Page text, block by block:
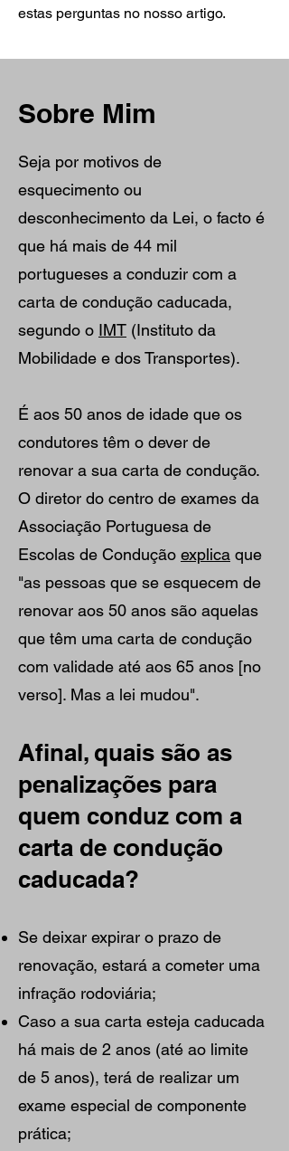
estas perguntas no nosso artigo.
Sobre Mim
Seja por motivos de
esquecimento ou
desconhecimento da Lei, o facto é
que há mais de 44 mil
portugueses a conduzir com a
carta de condução caducada,
segundo o IMT (Instituto da
Mobilidade e dos Transportes).
É aos 50 anos de idade que os
condutores têm o dever de
renovar a sua carta de condução.
O diretor do centro de exames da
Associação Portuguesa de
Escolas de Condução explica que
"as pessoas que se esquecem de
renovar aos 50 anos são aquelas
que têm uma carta de condução
com validade até aos 65 anos [no
verso]. Mas a lei mudou".
Afinal, quais são as
penalizações para
quem conduz com a
carta de condução
caducada?
Se deixar expirar o prazo de
renovação, estará a cometer uma
infração rodoviária;
Caso a sua carta esteja caducada
há mais de 2 anos (até ao limite
de 5 anos), terá de realizar um
exame especial de componente
prática;